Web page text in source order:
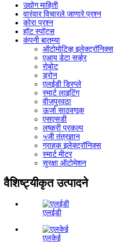
उद्योग माहिती
वारंवार विचारले जाणारे प्रश्न
कोरा प्रश्न
हॉट स्पॉट्स
कंपनी बातम्या
ऑटोमोटिव्ह इलेक्ट्रॉनिक्स
एआय डेटा सर्व्हर
रोबोट
ड्रोन
एलईडी डिस्प्ले
स्मार्ट लाइटिंग
वीजपुरवठा
ऊर्जा साठवणूक
एसएसडी
लष्करी प्रकल्प
५जी तंत्रज्ञान
ग्राहक इलेक्ट्रॉनिक्स
स्मार्ट मीटर
सुरक्षा ऑटोमेशन
वैशिष्ट्यीकृत उत्पादने
एलईडी
एलकेई